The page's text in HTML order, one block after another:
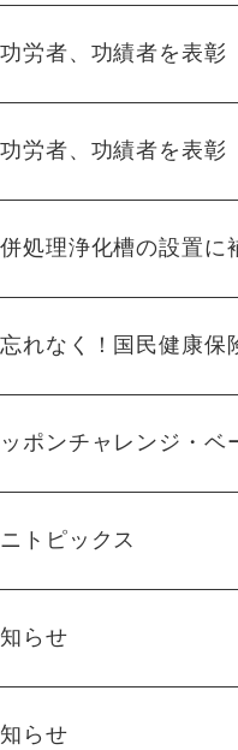
労者、功績者を表彰
労者、功績者を表彰
処理浄化槽の設置に
れなく！国民健康保
ポンチャレンジ・ベ
トピックス
らせ
らせ